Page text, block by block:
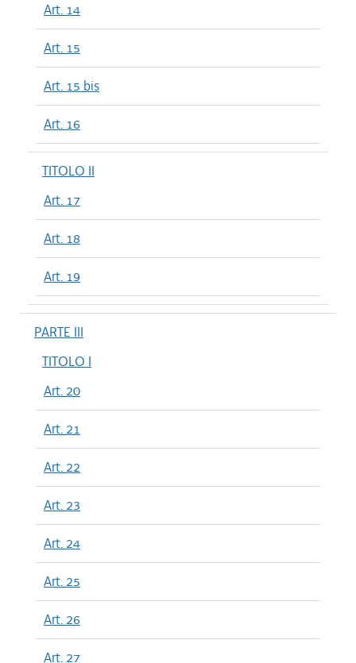
Art. 14
Art. 15
Art. 15 bis
Art. 16
TITOLO II
Art. 17
Art. 18
Art. 19
PARTE III
TITOLO I
Art. 20
Art. 21
Art. 22
Art. 23
Art. 24
Art. 25
Art. 26
Art. 27